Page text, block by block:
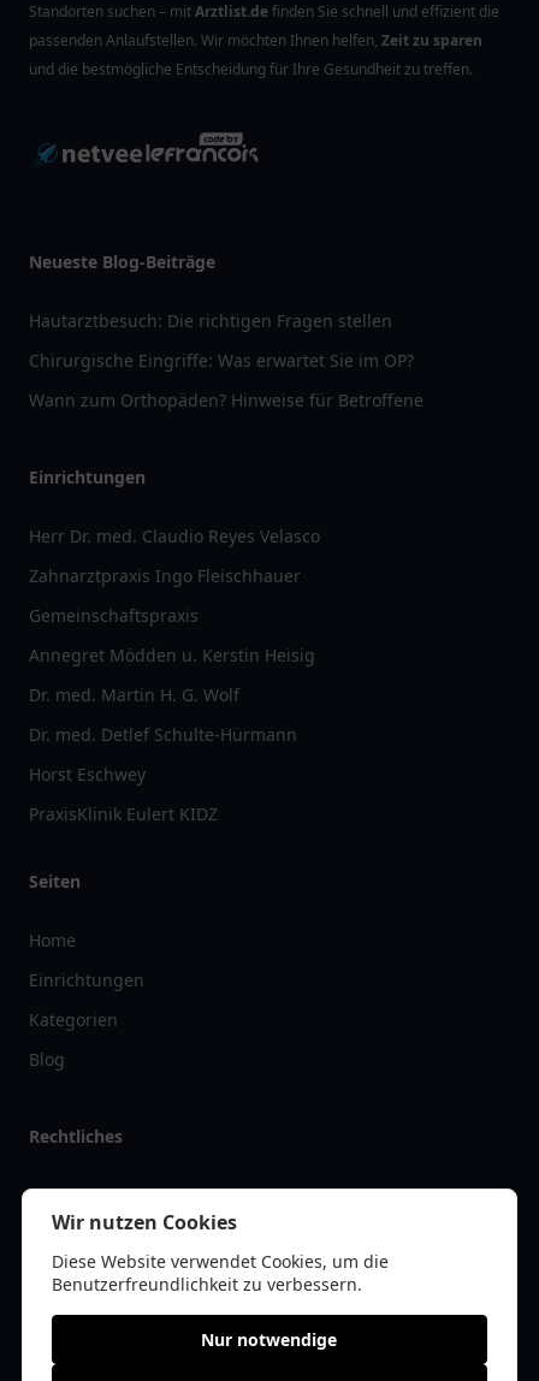
Standorten suchen – mitArztlist.definden Sie schnell und effizient die
passenden Anlaufstellen. Wir möchten Ihnen helfen, Zeit zu sparen
und die bestmögliche Entscheidung für Ihre Gesundheit zu treffen.
Neueste Blog-Beiträge
Hautarztbesuch: Die richtigen Fragen stellen
Chirurgische Eingriffe: Was erwartet Sie im OP?
Wann zum Orthopäden? Hinweise für Betroffene
Einrichtungen
Herr Dr. med. Claudio Reyes Velasco
Zahnarztpraxis Ingo Fleischhauer
Gemeinschaftspraxis
Annegret Mödden u. Kerstin Heisig
Dr. med. Martin H. G. Wolf
Dr. med. Detlef Schulte-Hürmann
Horst Eschwey
PraxisKlinik Eulert KIDZ
Seiten
Home
Einrichtungen
Kategorien
Blog
Rechtliches
Impressum
Datenschutz
Kontakt
Wir nutzen Cookies
Diese Website verwendet Cookies, um die
Benutzerfreundlichkeit zu verbessern.
Nur notwendige